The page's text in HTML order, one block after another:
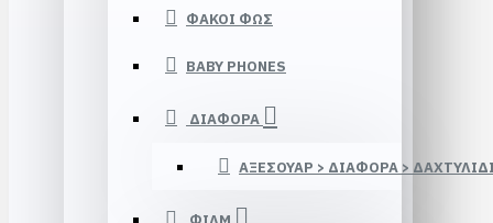
ΦΑΚΟΙ ΦΩΣ
BABY PHONES
ΔΙΑΦΟΡΑ
ΑΞΕΣΟΥΑΡ > ΔΙΑΦΟΡΑ >